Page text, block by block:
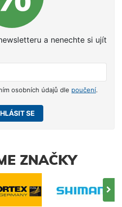
a nenechte si ujít
osobních údajů dle poučení.
SE
ZNAČKY